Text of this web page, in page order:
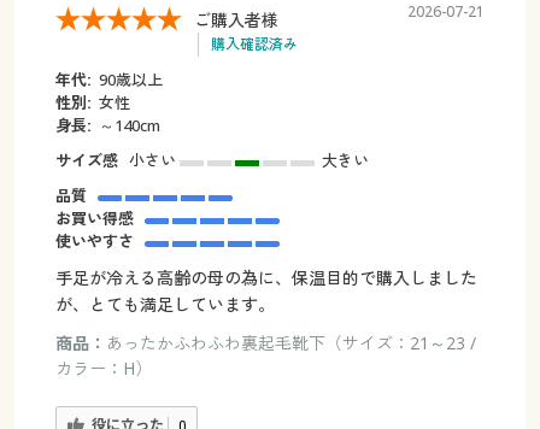
ご購入者様
購入確認済み
2026-07-21
年代: 90歳以上
性別: 女性
身長: ～140cm
サイズ感 小さい
大きい
品質
お買い得感
使いやすさ
手足が冷える高齢の母の為に、保温目的で購入しました
が、とても満足しています。
商品： あったかふわふわ裏起毛靴下（サイズ：21～23 /
カラー：H）
役に立った